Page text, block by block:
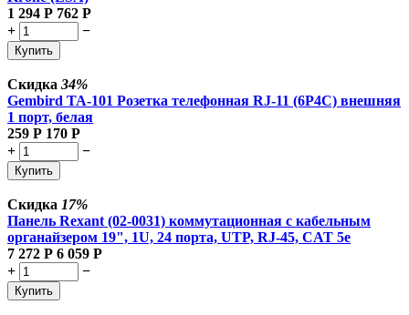
1 294 Р 762 Р
+
−
Купить
Скидка 34%
Gembird TA-101 Розетка телефонная RJ-11 (6P4C) внешняя
1 порт, белая
259 Р 170 Р
+
−
Купить
Скидка 17%
Панель Rexant (02-0031) коммутационная с кабельным
органайзером 19", 1U, 24 порта, UTP, RJ-45, CAT 5e
7 272 Р 6 059 Р
+
−
Купить